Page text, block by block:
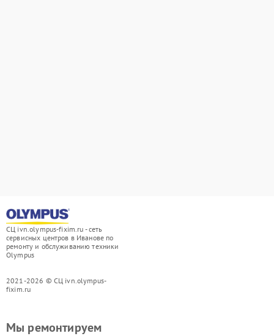
СЦ ivn.olympus-fixim.ru - сеть
сервисных центров в Иванове по
ремонту и обслуживанию техники
Olympus
2021-2026 © СЦ ivn.olympus-
fixim.ru
Мы ремонтируем